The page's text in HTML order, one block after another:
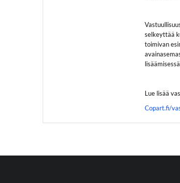
selkeyttää
toimivan
Lue lisää
Copart.fi/